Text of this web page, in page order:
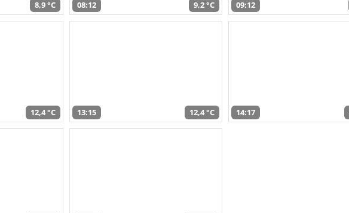
8,9 °C 08:12 9,2 °C 09:12
12,4 °C 13:15 12,4 °C 14:17